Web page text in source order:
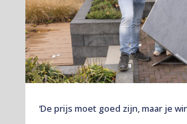
‘De prijs moet goed zijn, maar je